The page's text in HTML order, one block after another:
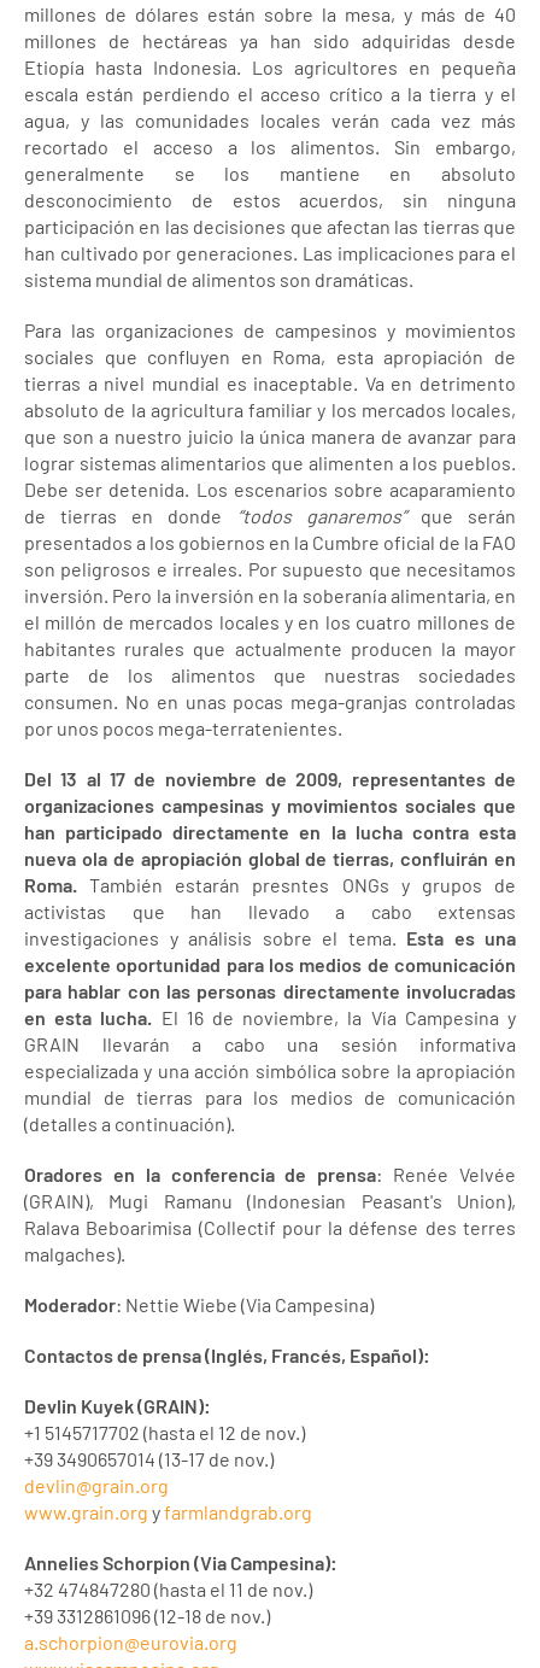
millones de dólares están sobre la mesa, y más de 40
millones de hectáreas ya han sido adquiridas desde
Etiopía hasta Indonesia. Los agricultores en pequeña
escala están perdiendo el acceso crítico a la tierra y el
agua, y las comunidades locales verán cada vez más
recortado el acceso a los alimentos. Sin embargo,
generalmente se los mantiene en absoluto
desconocimiento de estos acuerdos, sin ninguna
participación en las decisiones que afectan las tierras que
han cultivado por generaciones. Las implicaciones para el
sistema mundial de alimentos son dramáticas.
Para las organizaciones de campesinos y movimientos
sociales que confluyen en Roma, esta apropiación de
tierras a nivel mundial es inaceptable. Va en detrimento
absoluto de la agricultura familiar y los mercados locales,
que son a nuestro juicio la única manera de avanzar para
lograr sistemas alimentarios que alimenten a los pueblos.
Debe ser detenida. Los escenarios sobre acaparamiento
de tierras en donde
“todos ganaremos”que serán
presentados a los gobiernos en la Cumbre oficial de la FAO
son peligrosos e irreales. Por supuesto que necesitamos
inversión. Pero la inversión en la soberanía alimentaria, en
el millón de mercados locales y en los cuatro millones de
habitantes rurales que actualmente producen la mayor
parte de los alimentos que nuestras sociedades
consumen. No en unas pocas mega-granjas controladas
por unos pocos mega-terratenientes.
Del 13 al 17 de noviembre de 2009, representantes de
organizaciones campesinas y movimientos sociales que
han participado directamente en la lucha contra esta
nueva ola de apropiación global de tierras, confluirán en
Roma. También estarán presntes ONGs y grupos de
activistas que han llevado a cabo extensas
investigaciones y análisis sobre el tema. Esta es una
excelente oportunidad para los medios de comunicación
para hablar con las personas directamente involucradas
en esta lucha. El 16 de noviembre, la Vía Campesina y
GRAIN llevarán a cabo una sesión informativa
especializada y una acción simbólica sobre la apropiación
mundial de tierras para los medios de comunicación
(detalles a continuación).
Oradores en la conferencia de prensa: Renée Velvée
(GRAIN), Mugi Ramanu (Indonesian Peasant's Union),
Ralava Beboarimisa (Collectif pour la défense des terres
malgaches).
Moderador: Nettie Wiebe (Via Campesina)
Contactos de prensa (Inglés, Francés, Español):
Devlin Kuyek (GRAIN):
+1 5145717702 (hasta el 12 de nov.)
+39 3490657014 (13-17 de nov.)
devlin@grain.org
www.grain.org yfarmlandgrab.org
Annelies Schorpion (Via Campesina):
+32 474847280 (hasta el 11 de nov.)
+39 3312861096 (12-18 de nov.)
a.schorpion@eurovia.org